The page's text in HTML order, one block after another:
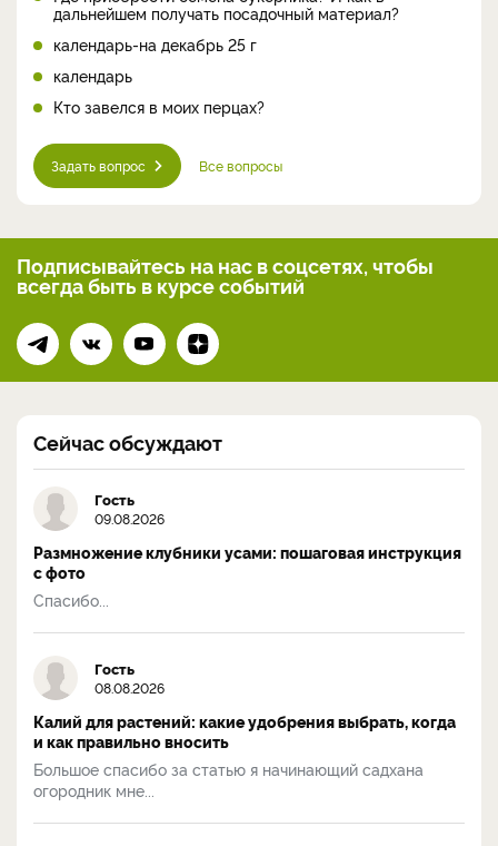
дальнейшем получать посадочный материал?
календарь-на декабрь 25 г
календарь
Кто завелся в моих перцах?
Задать вопрос Все вопросы
Подписывайтесь на нас в соцсетях, чтобы
всегдабыть в курсе событий
Сейчас обсуждают
Гость
09.08.2026
Размножение клубники усами: пошаговая инструкция
с фото
Спасибо...
Гость
08.08.2026
Калий для растений: какие удобрения выбрать, когда
и как правильно вносить
Большое спасибо за статью я начинающий садхана
огородник мне...